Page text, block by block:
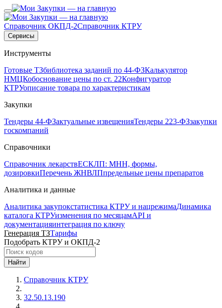
Справочник ОКПД-2Справочник КТРУ
Сервисы
Инструменты
Готовые ТЗбиблиотека заданий по 44-ФЗКалькулятор
НМЦКобоснование цены по ст. 22Конфигуратор
КТРУописание товара по характеристикам
Закупки
Тендеры 44-ФЗактуальные извещенияТендеры 223-ФЗзакупки
госкомпаний
Справочники
Справочник лекарствЕСКЛП: МНН, формы,
дозировкиПеречень ЖНВЛПпредельные цены препаратов
Аналитика и данные
Аналитика закупокстатистика КТРУ и нацрежимаДинамика
каталога КТРУизменения по месяцамAPI и
документацияинтеграция по ключу
Генерация ТЗТарифы
Подобрать КТРУ и ОКПД-2
Найти
Справочник КТРУ
32.50.13.190